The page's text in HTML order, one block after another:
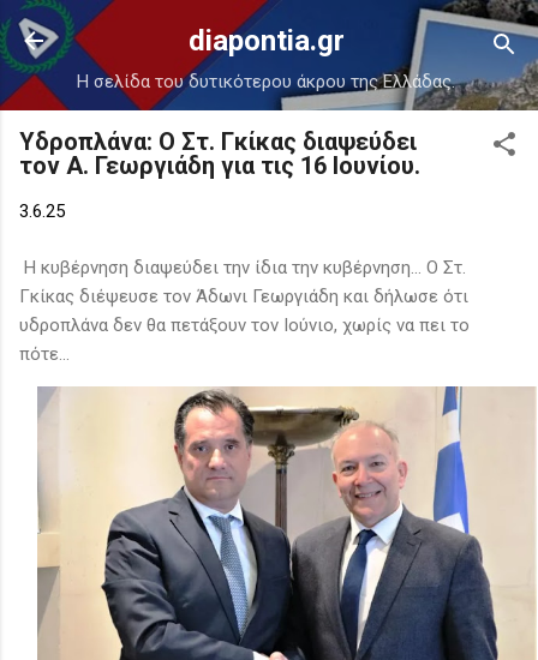
Μετάβαση στο κύριο περιεχόμενο
diapontia.gr
Η σελίδα του δυτικότερου άκρου της Ελλάδας.
Υδροπλάνα: Ο Στ. Γκίκας διαψεύδει
τον Α. Γεωργιάδη για τις 16 Ιουνίου.
3.6.25
Η κυβέρνηση διαψεύδει την ίδια την κυβέρνηση... Ο Στ.
Γκίκας διέψευσε τον Άδωνι Γεωργιάδη και δήλωσε ότι
υδροπλάνα δεν θα πετάξουν τον Ιούνιο, χωρίς να πει το
πότε...